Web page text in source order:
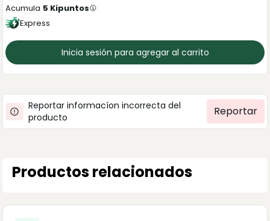
Acumula 5 Kipuntos
Express
Inicia sesión para agregar al carrito
Reportar informacíon incorrecta del
producto
Reportar
Productos relacionados